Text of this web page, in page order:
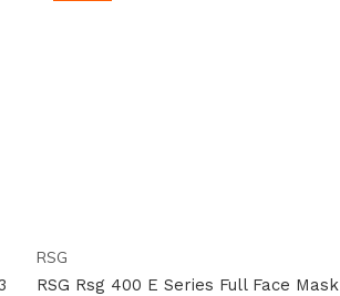
RSG
RSG Rsg 400 E Series Full Face Mask